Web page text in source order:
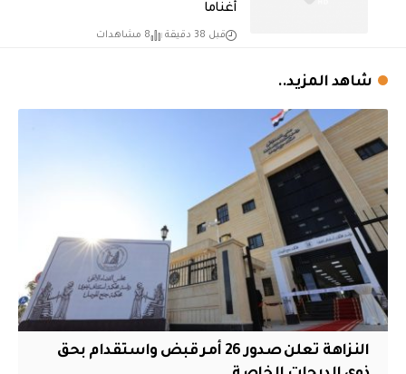
أغناماً
قبل 38 دقيقة 8 مشاهدات
شاهد المزيد..
النزاهة تعلن صدور 26 أمر قبض واستقدام بحق